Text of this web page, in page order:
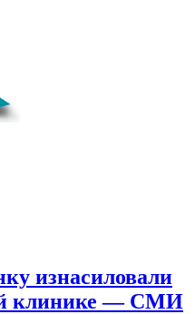
изнасиловали
клинике — СМИ